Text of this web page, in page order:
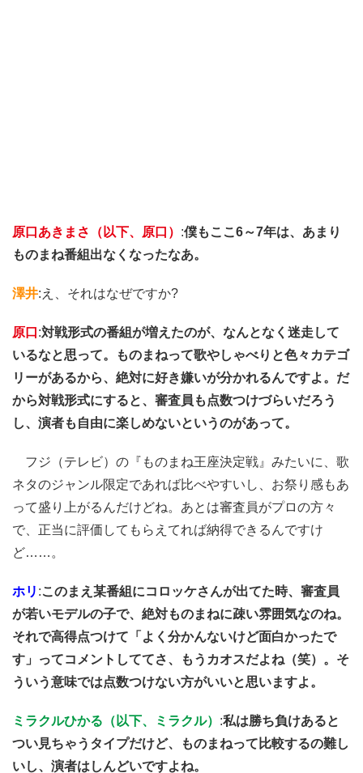
原口あきまさ（以下、原口） :僕もここ6～7年は、あまり
ものまね番組出なくなったなあ。
澤井:え、それはなぜですか?
原口 :対戦形式の番組が増えたのが、なんとなく迷走して
いるなと思って。ものまねって歌やしゃべりと色々カテゴ
リーがあるから、絶対に好き嫌いが分かれるんですよ。だ
から対戦形式にすると、審査員も点数つけづらいだろう
し、演者も自由に楽しめないというのがあって。
フジ（テレビ）の『ものまね王座決定戦』みたいに、歌
ネタのジャンル限定であれば比べやすいし、お祭り感もあ
って盛り上がるんだけどね。あとは審査員がプロの方々
で、正当に評価してもらえてれば納得できるんですけ
ど……。
ホリ :このまえ某番組にコロッケさんが出てた時、審査員
が若いモデルの子で、絶対ものまねに疎い雰囲気なのね。
それで高得点つけて「よく分かんないけど面白かったで
す」ってコメントしててさ、もうカオスだよね（笑）。そ
ういう意味では点数つけない方がいいと思いますよ。
ミラクルひかる（以下、ミラクル） :私は勝ち負けあると
つい見ちゃうタイプだけど、ものまねって比較するの難し
いし、演者はしんどいですよね。